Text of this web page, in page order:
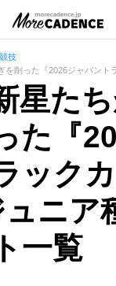
技
を削った『2026ジャパン
星た
た『
ック
ニア
一覧